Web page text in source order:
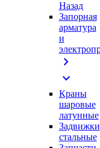
Назад
Запорная
арматура
и
chevron_right
expand_more
Краны
шаровые
латунные
Задвижки
стальные